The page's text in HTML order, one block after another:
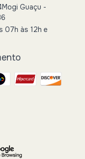
Guaçu -
07h às 12h e